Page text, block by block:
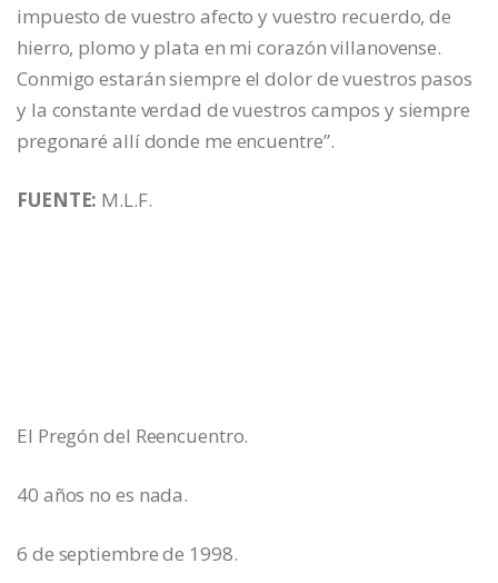
impuesto de vuestro afecto y vuestro recuerdo, de
hierro, plomo y plata en mi corazón villanovense.
Conmigo estarán siempre el dolor de vuestros pasos
y la constante verdad de vuestros campos y siempre
pregonaré allí donde me encuentre”.
FUENTE: M.L.F.
El Pregón del Reencuentro.
40 años no es nada.
6 de septiembre de 1998.